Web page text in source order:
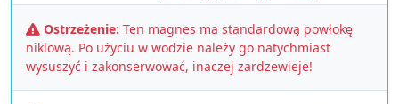
Ostrzeżenie: Ten magnes ma standardową powłokę
niklową. Po użyciu w wodzie należy go natychmiast
wysuszyć i zakonserwować, inaczej zardzewieje!